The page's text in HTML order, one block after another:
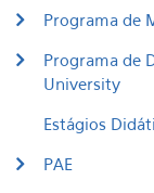
Programa de
Programa de
University
Estágios
PAE